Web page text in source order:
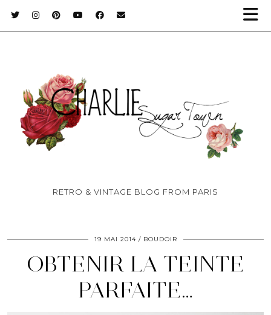
RETRO & VINTAGE BLOG FROM PARIS
19 MAI 2014 BOUDOIR
OBTENIR LA TEINTE
PARFAITE…